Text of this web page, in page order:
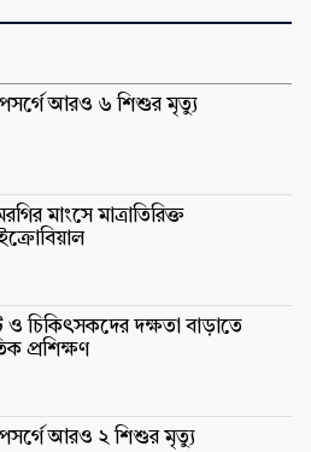
আরও ৬ শিশুর মৃত্যু
মাংসে মাত্রাতিরিক্ত
ও চিকিৎসকদের দক্ষতা বাড়াতে
প্রশিক্ষণ
আরও ২ শিশুর মৃত্যু